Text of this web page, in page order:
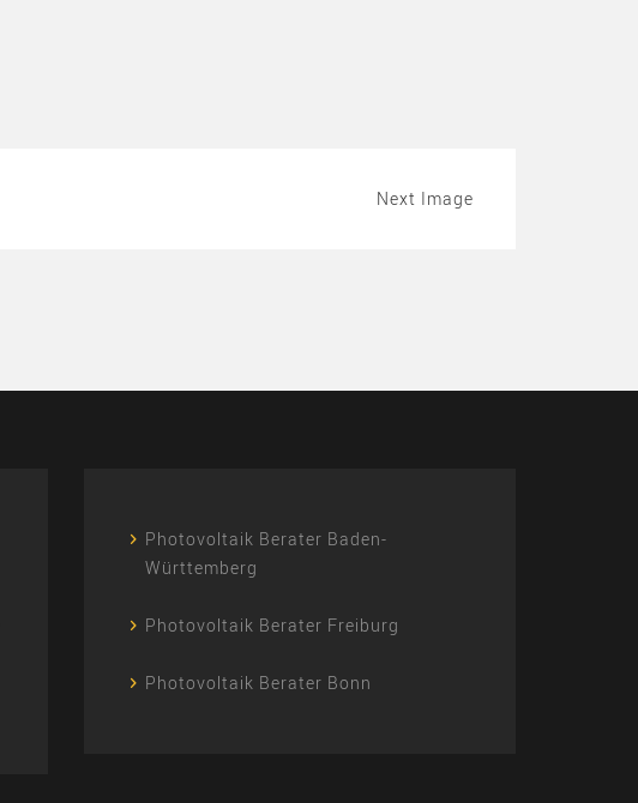
Next Image
Photovoltaik Berater Baden-
Württemberg
Photovoltaik Berater Freiburg
Photovoltaik Berater Bonn